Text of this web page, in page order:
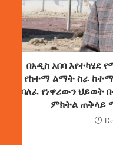
በአዲስ አበባ እየተካሄደ
የከተማ ልማት ስራ
ባለፈ የነዋሪውን ህይወት
ምክትል ጠቅላይ